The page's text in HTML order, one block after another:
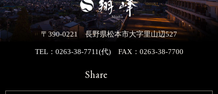
〒390-0221 長野県松本市大字里山辺527
TEL：0263-38-7711(代)FAX：0263-38-7700
Share